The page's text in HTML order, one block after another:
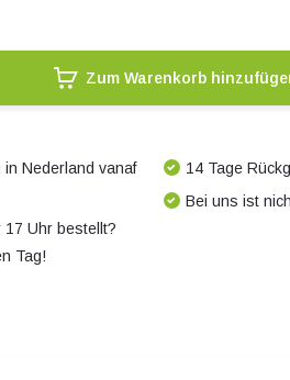
Zum Warenkorb
Nederland vanaf
17 Uhr bestellt?
Tag!
14 Tage
Bei uns ist